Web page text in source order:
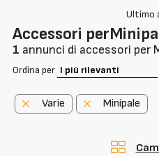
Ultimo
Accessori
1 annunci di accessori per
Ordina per
Varie Minipale